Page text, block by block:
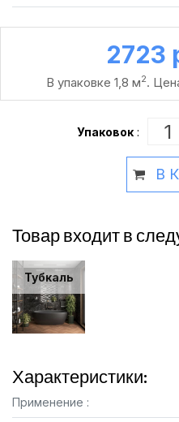
2723
В упаковке 1,8 м2.
Упаковок :
В
Товар входит в
Тубкаль
Характеристики:
Применение :